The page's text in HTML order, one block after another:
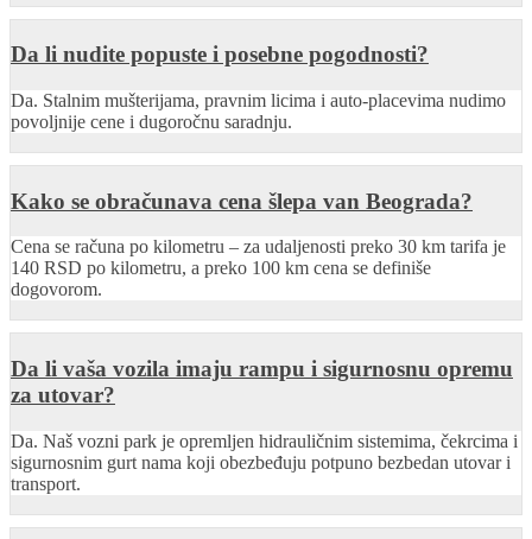
Da li nudite popuste i posebne pogodnosti?
Da. Stalnim mušterijama, pravnim licima i auto-placevima nudimo
povoljnije cene i dugoročnu saradnju.
Kako se obračunava cena šlepa van Beograda?
Cena se računa po kilometru – za udaljenosti preko 30 km tarifa je
140 RSD po kilometru, a preko 100 km cena se definiše
dogovorom.
Da li vaša vozila imaju rampu i sigurnosnu opremu
za utovar?
Da. Naš vozni park je opremljen hidrauličnim sistemima, čekrcima i
sigurnosnim gurt nama koji obezbeđuju potpuno bezbedan utovar i
transport.